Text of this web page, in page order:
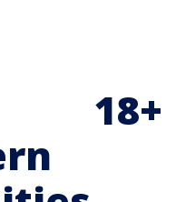
18+